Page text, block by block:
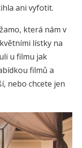
ani vyfotit.
která nám v
lístky na
u filmu jak
filmů a
nebo chcete jen